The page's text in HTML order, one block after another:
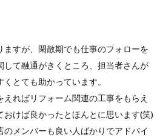
すが、閑散期でも仕事のフォローを
して融通がきくところ、担当者さんが
とても助かっています。
ればリフォーム関連の工事をもらえ
けば良かったとほんとに思います(笑)
メンバーも良い人ばかりでアドバイ